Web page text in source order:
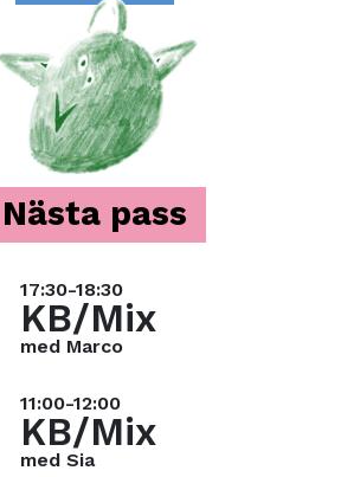
Nästa pass
17:30-18:30
KB/Mix
med Marco
11:00-12:00
KB/Mix
med Sia